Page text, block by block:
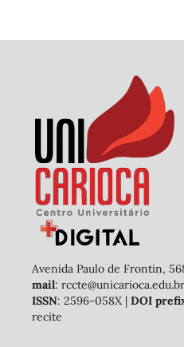
Avenida Paulo de Frontin,
mail:
ISSN: 2596-058X | DOI
recite